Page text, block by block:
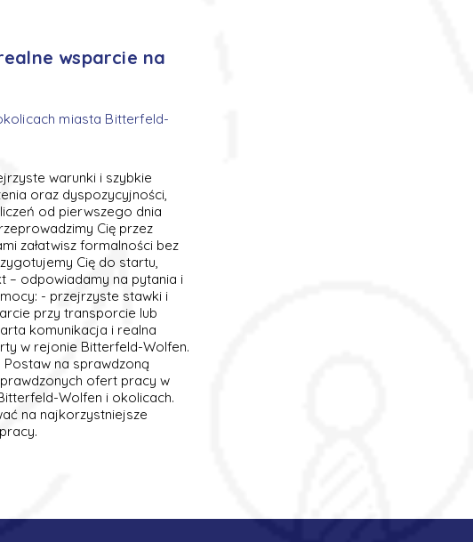
wsparcie na
miasta Bitterfeld-
warunki i szybkie
oraz dyspozycyjności,
od pierwszego dnia
Cię przez
załatwisz formalności bez
Cię do startu,
– odpowiadamy na pytania i
- przejrzyste stawki i
przy transporcie lub
komunikacja i realna
w rejonie Bitterfeld-Wolfen.
na sprawdzoną
ofert pracy w
Wolfen i okolicach.
na najkorzystniejsze